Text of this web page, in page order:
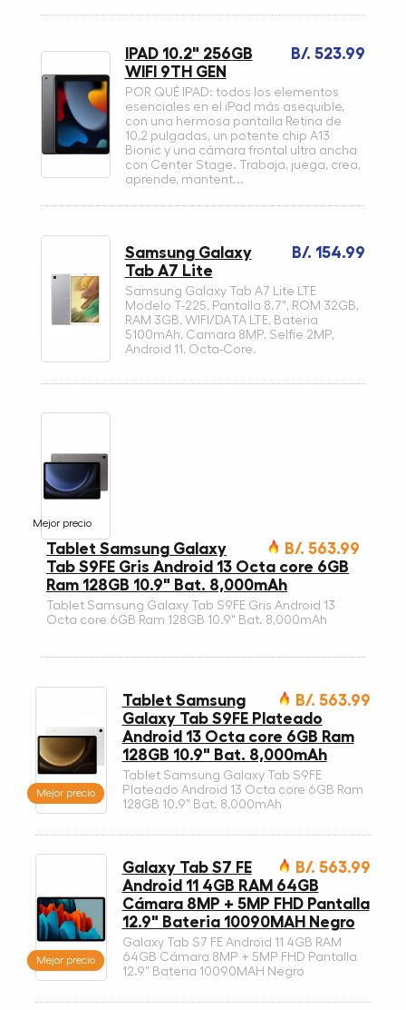
B/. 523.99
IPAD 10.2" 256GB
WIFI 9TH GEN
POR QUÉ IPAD: todos los elementos
esenciales en el iPad más asequible,
con una hermosa pantalla Retina de
10,2 pulgadas, un potente chip A13
Bionic y una cámara frontal ultra ancha
con Center Stage. Trabaja, juega, crea,
aprende, mantent...
B/. 154.99
Samsung Galaxy
Tab A7 Lite
Samsung Galaxy Tab A7 Lite LTE
Modelo T-225, Pantalla 8.7", ROM 32GB,
RAM 3GB, WIFI/DATA LTE, Bateria
5100mAh, Camara 8MP, Selfie 2MP,
Android 11, Octa-Core.
Mejor precio
B/. 563.99
Tablet Samsung Galaxy
Tab S9FE Gris Android 13 Octa core 6GB
Ram 128GB 10.9" Bat. 8,000mAh
Tablet Samsung Galaxy Tab S9FE Gris Android 13
Octa core 6GB Ram 128GB 10.9" Bat. 8,000mAh
Mejor precio
B/. 563.99
Tablet Samsung
Galaxy Tab S9FE Plateado
Android 13 Octa core 6GB Ram
128GB 10.9" Bat. 8,000mAh
Tablet Samsung Galaxy Tab S9FE
Plateado Android 13 Octa core 6GB Ram
128GB 10.9" Bat. 8,000mAh
Mejor precio
B/. 563.99
Galaxy Tab S7 FE
Android 11 4GB RAM 64GB
Cámara 8MP + 5MP FHD Pantalla
12.9" Bateria 10090MAH Negro
Galaxy Tab S7 FE Android 11 4GB RAM
64GB Cámara 8MP + 5MP FHD Pantalla
12.9" Bateria 10090MAH Negro